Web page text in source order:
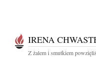
IRENA
Z żalem i smutkiem